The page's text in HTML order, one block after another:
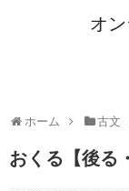
オ
ホーム 古文
おくる【後る